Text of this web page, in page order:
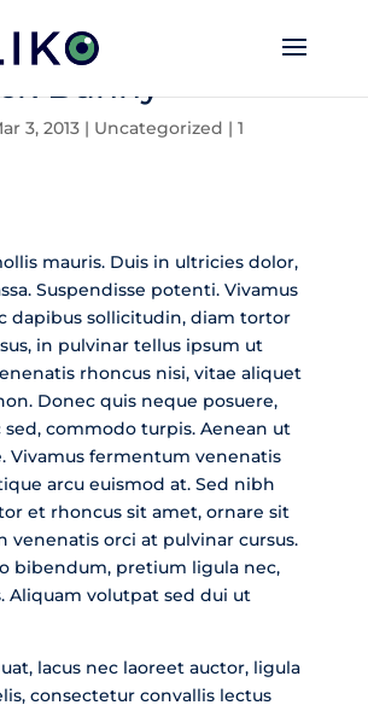
Bunny
3, 2013| Uncategorized | 1
mauris. Duis in ultricies dolor,
Suspendisse potenti. Vivamus
dapibus sollicitudin, diam tortor
in pulvinar tellus ipsum ut
rhoncus nisi, vitae aliquet
Donec quis neque posuere,
commodo turpis. Aenean ut
Vivamus fermentum venenatis
arcu euismod at. Sed nibh
et rhoncus sit amet, ornare sit
venenatis orci at pulvinar cursus.
bibendum, pretium ligula nec,
Aliquam volutpat sed dui ut
lacus nec laoreet auctor, ligula
consectetur convallis lectus